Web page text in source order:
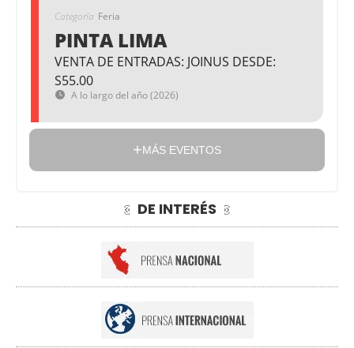
Categoría Feria
PINTA LIMA
VENTA DE ENTRADAS: JOINUS DESDE:
S55.00
A lo largo del año (2026)
MÁS EVENTOS
DE INTERÉS